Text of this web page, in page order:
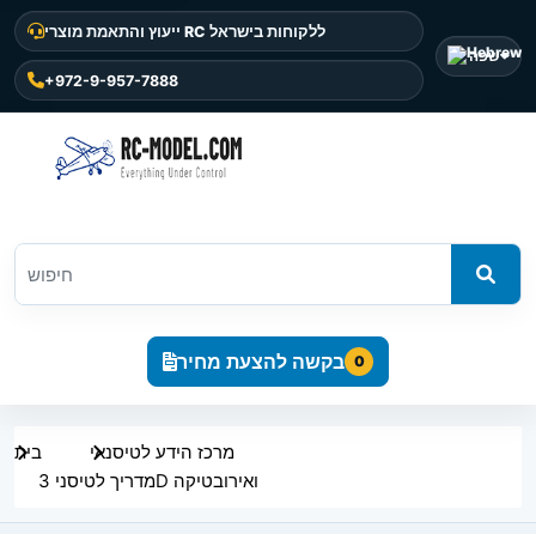
ייעוץ והתאמת מוצרי RC ללקוחות בישראל
+972-9-957-7888
שפה
בקשה להצעת מחיר 0
בית
מרכז הידע לטיסנאי
מדריך לטיסני 3D ואירובטיקה